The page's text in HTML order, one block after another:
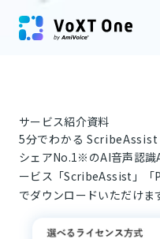
サービス紹介資料
5分でわかる
シェアNo.1※のAI音声認
ービス「ScribeAssist」「
でダウンロードいただけま